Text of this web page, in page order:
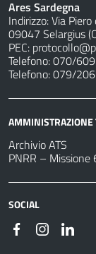
Ares Sardegna
Indirizzo: Via
09047 Selargius
PEC:
Telefono: 070/
Telefono: 079/
AMMINISTRAZIONE
Archivio ATS
PNRR – Missione
SOCIAL